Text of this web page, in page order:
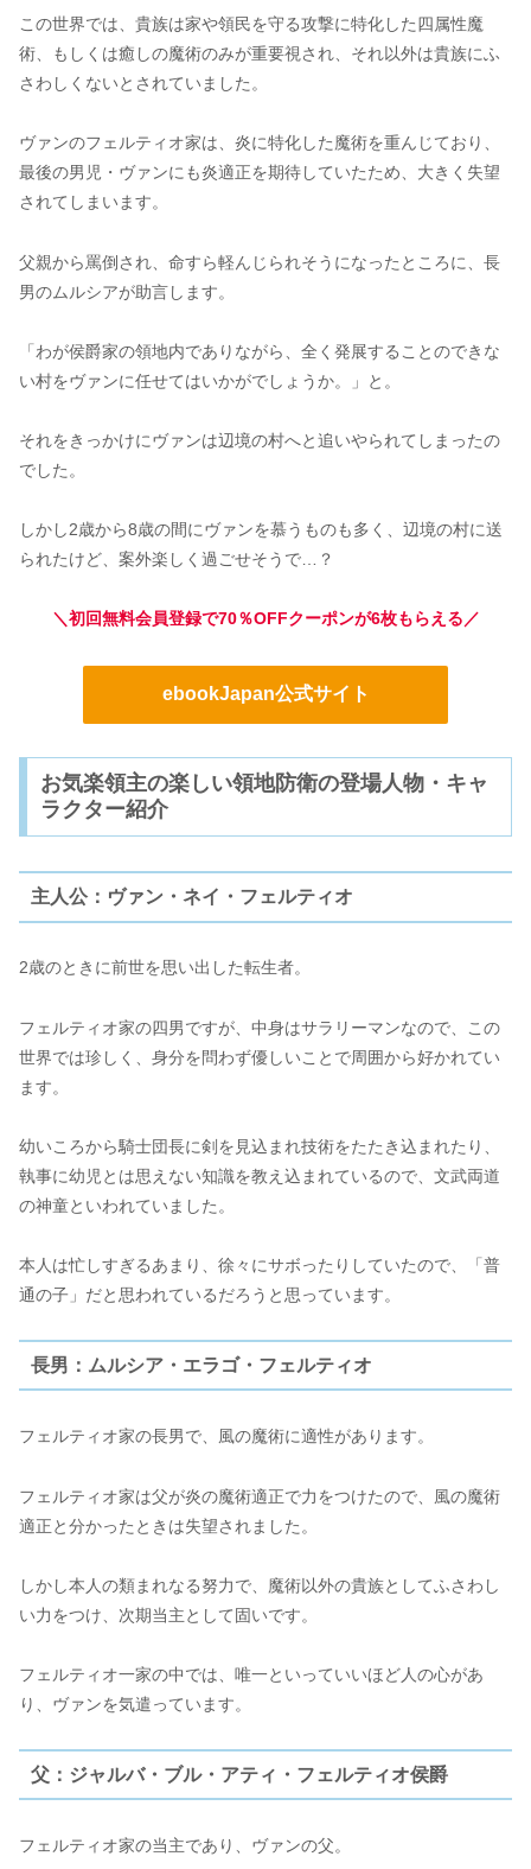
この世界では、貴族は家や領民を守る攻撃に特化した四属性魔
術、もしくは癒しの魔術のみが重要視され、それ以外は貴族にふ
さわしくないとされていました。
ヴァンのフェルティオ家は、炎に特化した魔術を重んじており、
最後の男児・ヴァンにも炎適正を期待していたため、大きく失望
されてしまいます。
父親から罵倒され、命すら軽んじられそうになったところに、長
男のムルシアが助言します。
「わが侯爵家の領地内でありながら、全く発展することのできな
い村をヴァンに任せてはいかがでしょうか。」と。
それをきっかけにヴァンは辺境の村へと追いやられてしまったの
でした。
しかし2歳から8歳の間にヴァンを慕うものも多く、辺境の村に送
られたけど、案外楽しく過ごせそうで…？
＼初回無料会員登録で70％OFFクーポンが6枚もらえる／
ebookJapan公式サイト
お気楽領主の楽しい領地防衛の登場人物・キャ
ラクター紹介
主人公：ヴァン・ネイ・フェルティオ
2歳のときに前世を思い出した転生者。
フェルティオ家の四男ですが、中身はサラリーマンなので、この
世界では珍しく、身分を問わず優しいことで周囲から好かれてい
ます。
幼いころから騎士団長に剣を見込まれ技術をたたき込まれたり、
執事に幼児とは思えない知識を教え込まれているので、文武両道
の神童といわれていました。
本人は忙しすぎるあまり、徐々にサボったりしていたので、「普
通の子」だと思われているだろうと思っています。
長男：ムルシア・エラゴ・フェルティオ
フェルティオ家の長男で、風の魔術に適性があります。
フェルティオ家は父が炎の魔術適正で力をつけたので、風の魔術
適正と分かったときは失望されました。
しかし本人の類まれなる努力で、魔術以外の貴族としてふさわし
い力をつけ、次期当主として固いです。
フェルティオ一家の中では、唯一といっていいほど人の心があ
り、ヴァンを気遣っています。
父：ジャルバ・ブル・アティ・フェルティオ侯爵
フェルティオ家の当主であり、ヴァンの父。